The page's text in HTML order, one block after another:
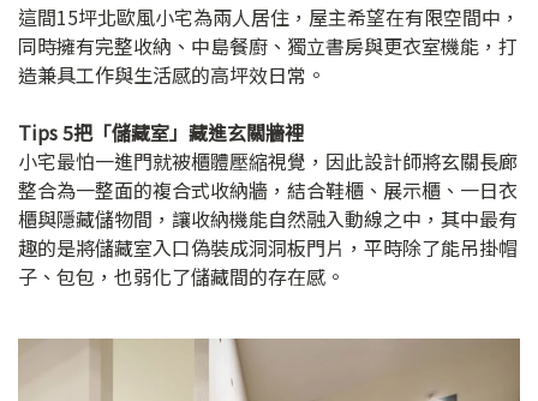
這間15坪北歐風小宅為兩人居住，屋主希望在有限空間中，
同時擁有完整收納、中島餐廚、獨立書房與更衣室機能，打
造兼具工作與生活感的高坪效日常。
Tips 5把「儲藏室」藏進玄關牆裡
小宅最怕一進門就被櫃體壓縮視覺，因此設計師將玄關長廊
整合為一整面的複合式收納牆，結合鞋櫃、展示櫃、一日衣
櫃與隱藏儲物間，讓收納機能自然融入動線之中，其中最有
趣的是將儲藏室入口偽裝成洞洞板門片，平時除了能吊掛帽
子、包包，也弱化了儲藏間的存在感。